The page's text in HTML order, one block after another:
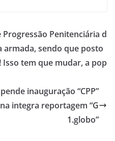
Progressão Penitenciária d
armada, sendo que posto
Isso tem que mudar, a pop
inauguração “CPP”
integra reportagem “G
1.globo”